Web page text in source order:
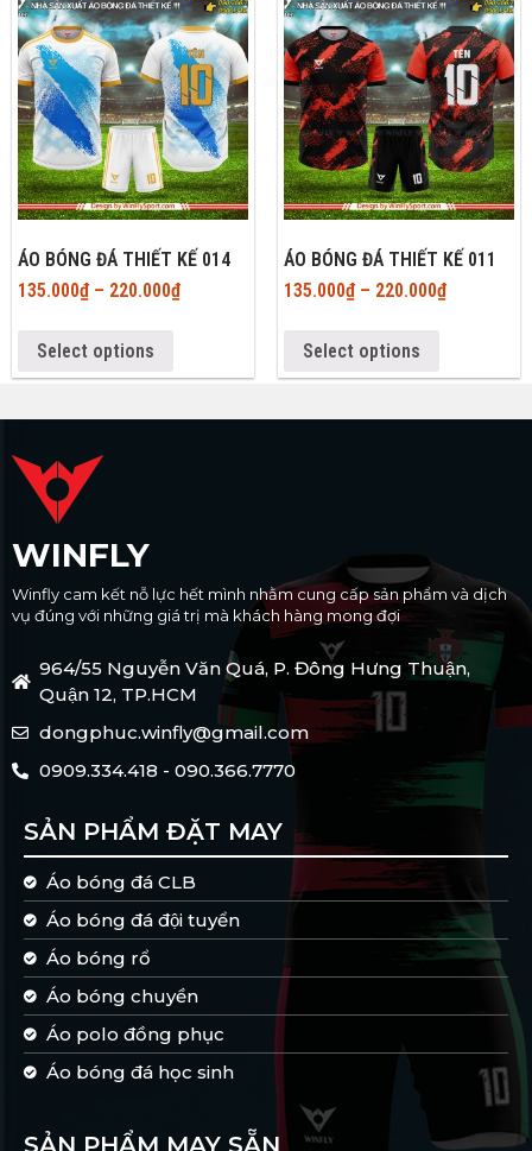
ÁO BÓNG ĐÁ THIẾT KẾ 014
135.000₫– 220.000₫
Select options
ÁO BÓNG ĐÁ THIẾT KẾ 011
135.000₫– 220.000₫
Select options
WINFLY
Winfly cam kết nỗ lực hết mình nhằm cung cấp sản phẩm và dịch
vụ đúng với những giá trị mà khách hàng mong đợi
964/55 Nguyễn Văn Quá, P. Đông Hưng Thuận,
Quận 12, TP.HCM
dongphuc.winfly@gmail.com
0909.334.418 - 090.366.7770
SẢN PHẨM ĐẶT MAY
Áo bóng đá CLB
Áo bóng đá đội tuyển
Áo bóng rổ
Áo bóng chuyền
Áo polo đồng phục
Áo bóng đá học sinh
SẢN PHẨM MAY SẴN